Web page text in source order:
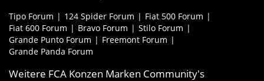
Tipo Forum 124 Spider Forum
Fiat 500 Forum
Fiat 600 Forum
Bravo Forum
Stilo Forum
Grande Punto Forum
Freemont Forum
Grande Panda Forum
Weitere FCA Konzen Marken Community's